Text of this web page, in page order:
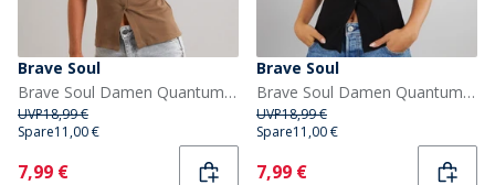
Brave Soul
Brave Soul Damen Quantum Knopf Weste Mocha
UVP18,99 €
Spare11,00 €
Current
7,99 €
Brave Soul
Brave Soul Damen Quantum Weste Schwarz
UVP18,99 €
Spare11,00 €
Current
7,99 €